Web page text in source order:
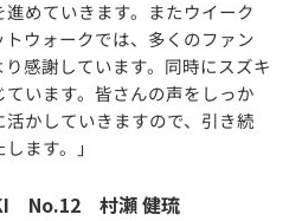
めていきます。またウイーク
ウォークでは、多くのファン
感謝しています。同時にスズキ
います。皆さんの声をしっか
かしていきますので、引き続
ます。」
No.12 村瀬 健琉